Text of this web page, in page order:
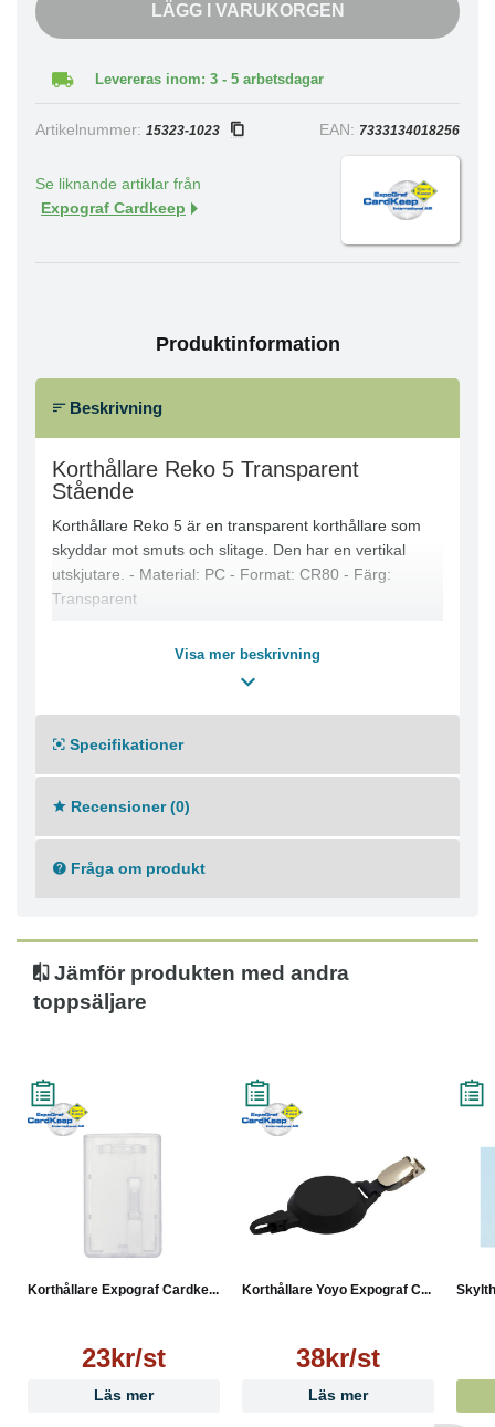
LÄGG I VARUKORGEN
Levereras inom: 3 - 5 arbetsdagar
Artikelnummer: 15323-1023 EAN: 7333134018256
Se liknande artiklar från
Expograf Cardkeep
Produktinformation
Beskrivning
Korthållare Reko 5 Transparent
Stående
Korthållare Reko 5 är en transparent korthållare som
skyddar mot smuts och slitage. Den har en vertikal
utskjutare. - Material: PC - Format: CR80 - Färg:
Transparent
Visa mer beskrivning
Specifikationer
Recensioner (0)
Fråga om produkt
Jämför produkten med andra
toppsäljare
Korthållare Expograf Cardke...
23kr/st
Läs mer
Korthållare Yoyo Expograf C...
38kr/st
Läs mer